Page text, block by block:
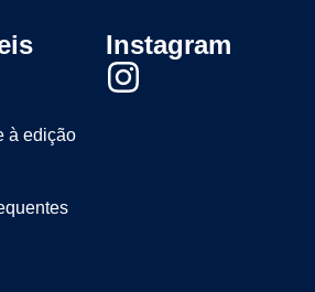
à edição
Instagram